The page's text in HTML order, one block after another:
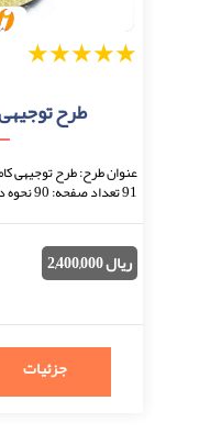
5
4
3
2
طرح
عنوان طرح: طرح توجیهی
91
ریال 2,400,000
جزئیات